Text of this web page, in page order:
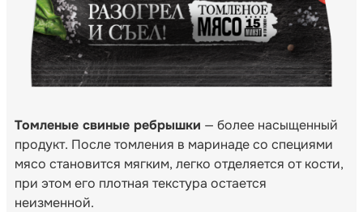
Томленые свиные ребрышки — более насыщенный
продукт. После томления в маринаде со специями
мясо становится мягким, легко отделяется от кости,
при этом его плотная текстура остается
неизменной.